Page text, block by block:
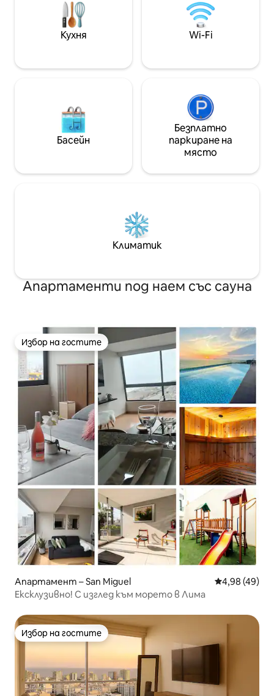
Детски басейн Възрастни с плувен
басейн Фитнес зала със сауна
Детски игри Настолни игри Зона за
скара, Перално помещение
Кухня Wi-Fi
Басейн
Безплатно
паркиране на
място
Климатик
Апартаменти под наем със сауна
Избор на гостите
Избор на гостите
Апартамент – San Miguel Средна
4,98 (49)
Ексклузивно! С изглед към морето в Лима
Избор на гостите
Избор на гостите